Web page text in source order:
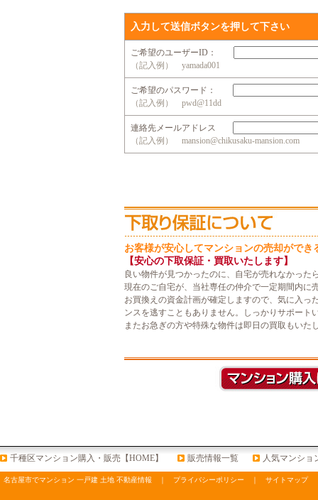
入力して送信ボタンを押して下さい
ご希望のユーザーID：
（記入例） yamada001
ご希望のパスワード：
（記入例） pwd@11dd
連絡先メールアドレス
（記入例） mansion@chikusaku-mansion.com
お客様が安心してマンションの売却がで
【安心の下取保証・買取いたします】
良い物件が見つかったのに、自宅が売れなかっ
現在のご自宅が、当社専任の仲介で一定期間内に
お買換えの資金計画が確定しますので、気に入
ンスを逃すこともありません。しっかりサポート
またお急ぎの方や特殊な物件は即日の買取もいた